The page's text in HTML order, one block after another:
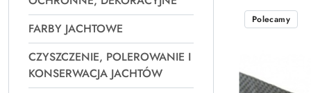
FARBY JACHTOWE
CZYSZCZENIE, POLEROWANIE I
KONSERWACJA JACHTÓW
Najpopularniejsze.
Polecamy